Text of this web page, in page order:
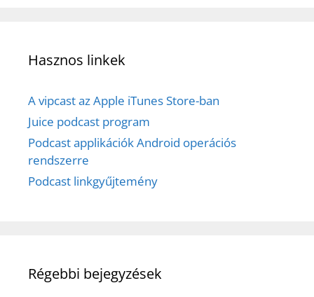
Hasznos linkek
A vipcast az Apple iTunes Store-ban
Juice podcast program
Podcast applikációk Android operációs
rendszerre
Podcast linkgyűjtemény
Régebbi bejegyzések